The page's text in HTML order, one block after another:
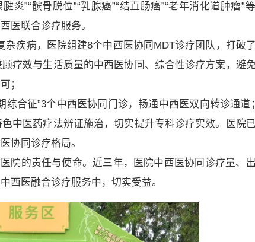
炎”“髌骨脱位”“乳腺癌”“结直肠癌”“老年消化道肿瘤”
医联合诊疗服务。
杂疾病，医院组建8个中西医协同MDT诊疗团队，打破
疗效与生活质量的中西医协同、综合性诊疗方案，避
；
合征”3个中西医协同门诊，畅通中西医双向转诊通道
中医药疗法辨证施治，切实提升专科诊疗实效。医院
协同诊疗格局。
医院的责任与使命。近三年，医院中西医协同诊疗量、
西医融合诊疗服务中， 切实受益。